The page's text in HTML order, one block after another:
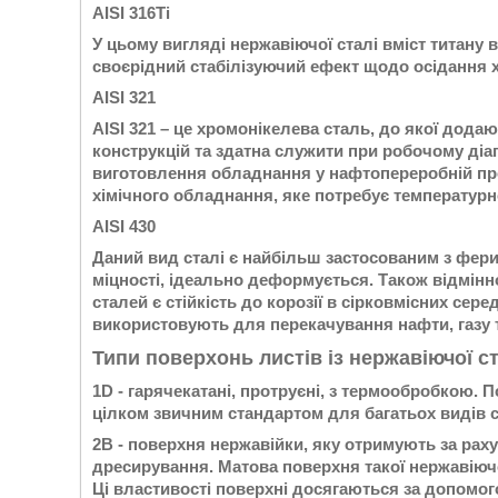
AISI 316Ti
У цьому вигляді нержавіючої сталі вміст
своєрідний стабілізуючий ефект щодо осідання
AISI 321
AISI 321 – це хромонікелева сталь, до якої
конструкцій та здатна служити при робочому
виготовлення обладнання у нафтопереробній
хімічного обладнання, яке потребує
AISI 430
Даний вид сталі є найбільш застосованим з
міцності, ідеально деформується. Також
сталей є стійкість до корозії в сірковмісних
використовують для перекачування нафти, газу
Типи поверхонь листів із нержавіючої
1D - гарячекатані, протруєні, з термообробкою.
цілком звичним стандартом для багатьох видів
2В - поверхня нержавійки, яку отримують за
дресирування. Матова поверхня такої
Ці властивості поверхні досягаються за